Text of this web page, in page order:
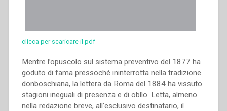
clicca per scaricare il pdf
Mentre l’opuscolo sul sistema preventivo del 1877 ha
goduto di fama pressoché ininterrotta nella tradizione
donboschiana, la lettera da Roma del 1884 ha vissuto
stagioni ineguali di presenza e di oblìo. Letta, almeno
nella redazione breve, all’esclusivo destinatario, il